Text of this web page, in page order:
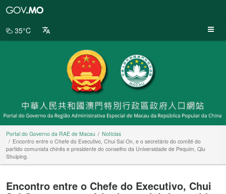
da
35°C
Portal do Governo da RAE de Macau
Notícias
Encontro entre o Chefe do Executivo, Chui Sai On, e o secretário do comité do
partido comunista chinês e presidente do conselho da Universidade de Pequim, Qiu
Shuiping.
Encontro entre o Chefe do Executivo, Chui